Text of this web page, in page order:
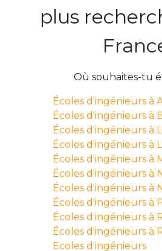
plus
Où souhaites-tu
Écoles d'ingénieurs à
Écoles d'ingénieurs à
Écoles d'ingénieurs à
Écoles d'ingénieurs à
Écoles d'ingénieurs à
Écoles d'ingénieurs à
Écoles d'ingénieurs à
Écoles d'ingénieurs à
Écoles d'ingénieurs à
Écoles d'ingénieurs à
Ecoles d'ingénieurs